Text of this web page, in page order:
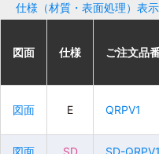
仕様（材質・表面処理）表
図面 仕様 ご注文品
図面 E QRPV1
図面 仕様 ご注文品
図面 E QRPV1
図面 仕様 ご注文品
図面 E QRPV1
図面 仕様 ご注文品
図面 E QRPV1